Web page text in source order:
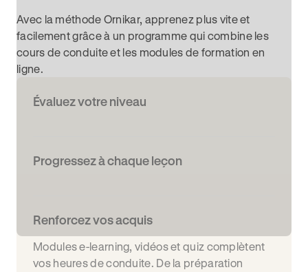
Avec la méthode Ornikar, apprenez plus vite et
facilement grâce à un programme qui combine les
cours de conduite et les modules de formation en
ligne.
Évaluez votre niveau
Progressez à chaque leçon
Renforcez vos acquis
Modules e-learning, vidéos et quiz complètent
vos heures de conduite. De la préparation